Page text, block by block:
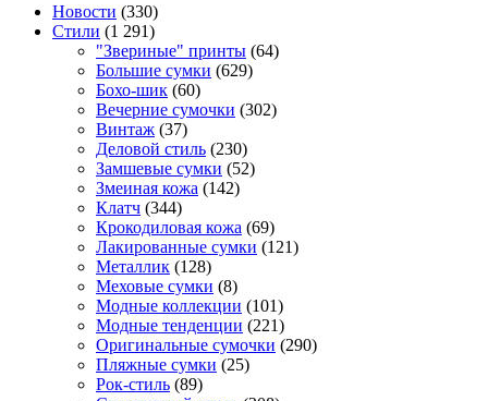
Новости (330)
Стили (1 291)
"Звериные" принты (64)
Большие сумки (629)
Бохо-шик (60)
Вечерние сумочки (302)
Винтаж (37)
Деловой стиль (230)
Замшевые сумки (52)
Змеиная кожа (142)
Клатч (344)
Крокодиловая кожа (69)
Лакированные сумки (121)
Металлик (128)
Меховые сумки (8)
Модные коллекции (101)
Модные тенденции (221)
Оригинальные сумочки (290)
Пляжные сумки (25)
Рок-стиль (89)